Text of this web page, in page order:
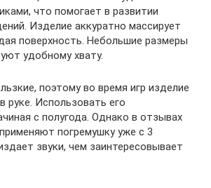
что помогает в развитии
Изделие аккуратно массирует
поверхность. Небольшие размеры
удобному хвату.
поэтому во время игр изделие
руке. Использовать его
с полугода. Однако в отзывах
погремушку уже с 3
звуки, чем заинтересовывает